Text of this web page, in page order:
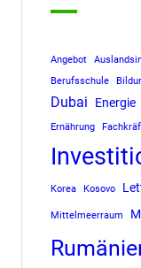
Angebot
Berufsschule
Dubai Energie
Ernährung
Korea Kosovo
Mittelmeerraum